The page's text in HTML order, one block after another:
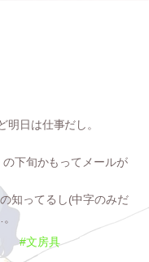
日は仕事だし。
下旬かもってメールが
知ってるし(中字のみだ
#文房具